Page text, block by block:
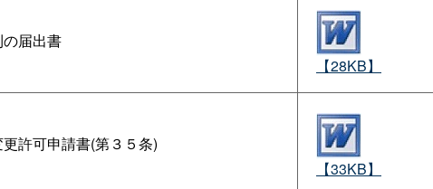
届出書
【28KB】
許可申請書(第３５条)
【33KB】